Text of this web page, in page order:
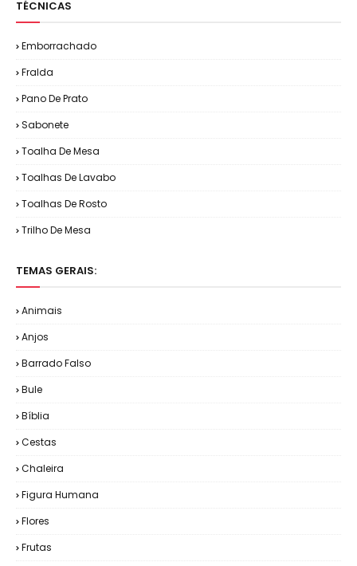
TÉCNICAS
Emborrachado
Fralda
Pano De Prato
Sabonete
Toalha De Mesa
Toalhas De Lavabo
Toalhas De Rosto
Trilho De Mesa
TEMAS GERAIS:
Animais
Anjos
Barrado Falso
Bule
Bíblia
Cestas
Chaleira
Figura Humana
Flores
Frutas